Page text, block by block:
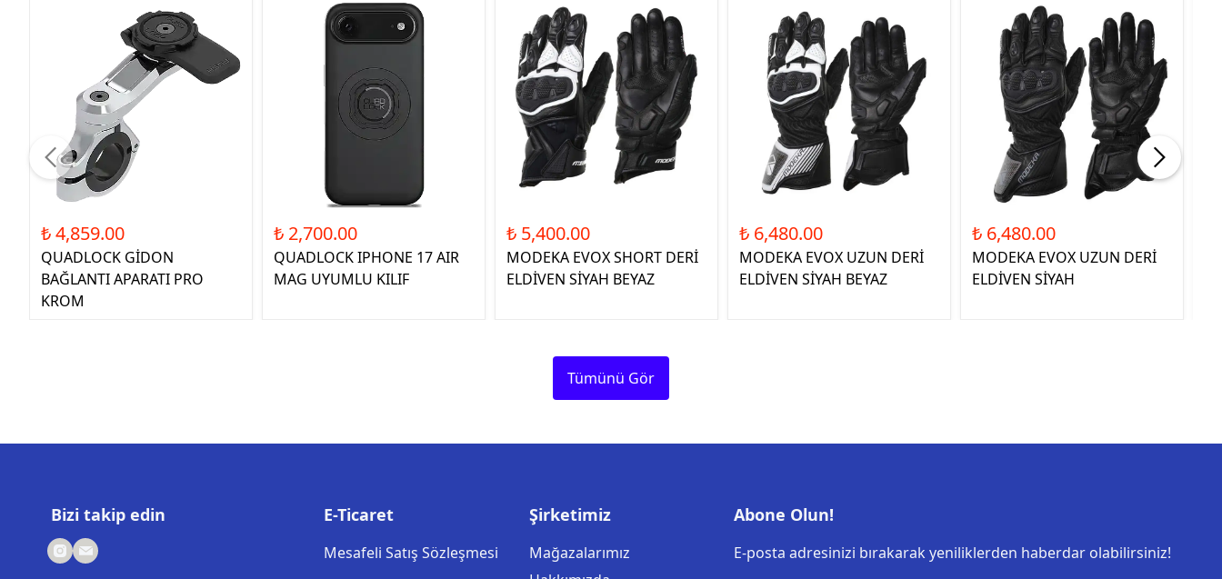
₺ 4,859.00
QUADLOCK GİDON
BAĞLANTI APARATI PRO
KROM
₺ 2,700.00
QUADLOCK IPHONE 17 AIR
MAG UYUMLU KILIF
₺ 5,400.00
MODEKA EVOX SHORT DERİ
ELDİVEN SİYAH BEYAZ
₺ 6,480.00
MODEKA EVOX UZUN DERİ
ELDİVEN SİYAH BEYAZ
₺ 6,480.00
MODEKA EVOX UZUN DERİ
ELDİVEN SİYAH
Tümünü Gör
Bizi takip edin E-Ticaret
Mesafeli Satış Sözleşmesi
Şirketimiz
Mağazalarımız
Abone Olun!
E-posta adresinizi bırakarak yeniliklerden haberdar olabilirsiniz!